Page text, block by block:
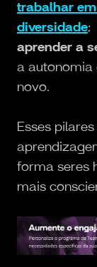
trabalhar
diversidade;
aprender a
a autonomia
novo.
Esses
forma seres
mais